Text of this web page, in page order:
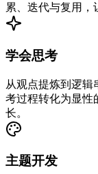
累、迭代与复用，
学会思考
从观点提炼到逻辑
考过程转化为显性
长。
主题开发